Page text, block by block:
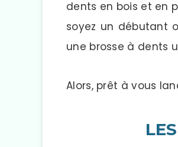
dents en bois et en
soyez un débutant
une brosse à dents
Alors, prêt à vous